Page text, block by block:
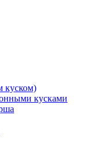
куском)
кусками